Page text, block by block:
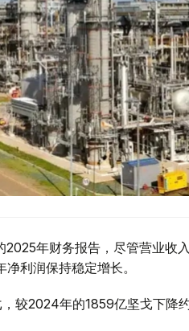
年财务报告，尽管营业收
利润保持稳定增长。
较2024年的1859亿坚戈下降